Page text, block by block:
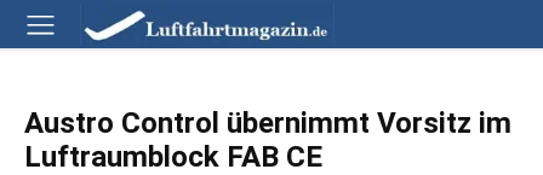
Austro Control übernimmt Vorsitz im
Luftraumblock FAB CE